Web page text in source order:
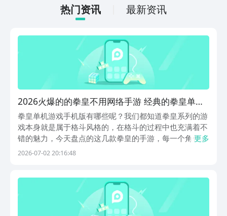
急切的想要连接，现在，就和小编一起来
阅览一下吧！
热门资讯 最新资讯
2026火爆的的拳皇不用网络手游 经典的拳皇单机
游戏手机版榜单
拳皇单机游戏手机版有哪些呢？我们都知道拳皇系列的游
戏本身就是属于格斗风格的，在格斗的过程中也充满着不
错的魅力，今天盘点的这几款拳皇的手游，每一个角色都
是。很有意思的，还有着精彩的背景故事，一起来拳皇游
们...
更多
2026-07-02 20:16:48